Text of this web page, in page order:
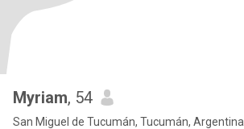
Myriam, 54
San Miguel de Tucumán, Tucumán, Argentina